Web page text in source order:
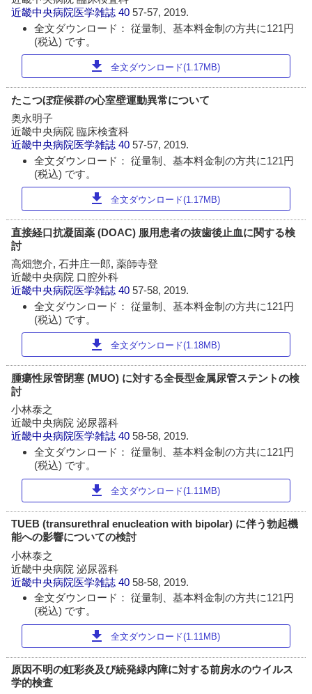
近畿中央病院医学雑誌 4057-57, 2019.
全文ダウンロード： 従量制、基本料金制の方共に121円
(税込) です。
download 全文ダウンロード(1.17MB)
たこつぼ症候群の心室壁運動異常について
奥永明子
近畿中央病院 臨床検査科
近畿中央病院医学雑誌 4057-57, 2019.
全文ダウンロード： 従量制、基本料金制の方共に121円
(税込) です。
download 全文ダウンロード(1.17MB)
直接経口抗凝固薬 (DOAC) 服用患者の抜歯後止血に関する検
討
高畑惣介, 石井庄一郎, 薬師寺登
近畿中央病院 口腔外科
近畿中央病院医学雑誌 4057-58, 2019.
全文ダウンロード： 従量制、基本料金制の方共に121円
(税込) です。
download 全文ダウンロード(1.18MB)
腫瘍性尿管閉塞 (MUO) に対する全長型金属尿管ステントの検
討
小林泰之
近畿中央病院 泌尿器科
近畿中央病院医学雑誌 4058-58, 2019.
全文ダウンロード： 従量制、基本料金制の方共に121円
(税込) です。
download 全文ダウンロード(1.11MB)
TUEB (transurethral enucleation with bipolar) に伴う勃起機
能への影響についての検討
小林泰之
近畿中央病院 泌尿器科
近畿中央病院医学雑誌 4058-58, 2019.
全文ダウンロード： 従量制、基本料金制の方共に121円
(税込) です。
download 全文ダウンロード(1.11MB)
原因不明の虹彩炎及び続発緑内障に対する前房水のウイルス
学的検査